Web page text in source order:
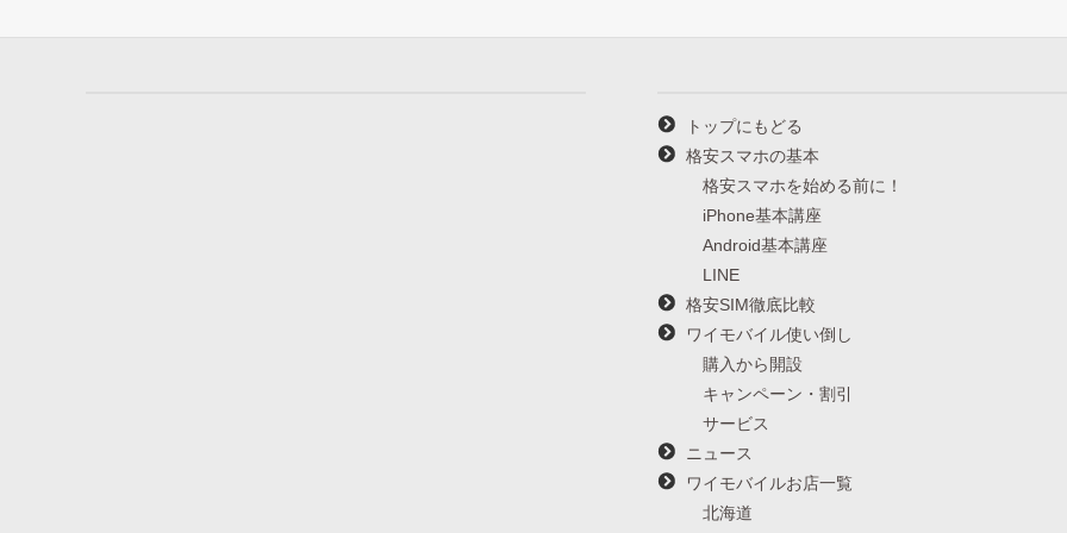
トップにもどる
格安スマホの基本
格安スマホを始める前に！
iPhone基本講座
Android基本講座
LINE
格安SIM徹底比較
ワイモバイル使い倒し
購入から開設
キャンペーン・割引
サービス
ニュース
ワイモバイルお店一覧
北海道